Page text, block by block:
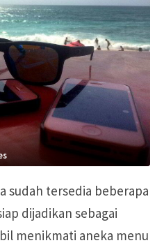
sudah tersedia beberapa
dijadikan sebagai
menikmati aneka menu